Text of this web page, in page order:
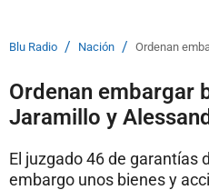
Blu Radio / Nación / Ordenan
Ordenan embargar
Jaramillo y
El juzgado 46 de garantías
embargo unos bienes y